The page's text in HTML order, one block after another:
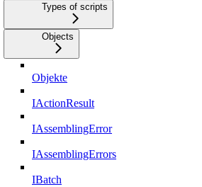
Types of scripts
Objects
Objekte
IActionResult
IAssemblingError
IAssemblingErrors
IBatch